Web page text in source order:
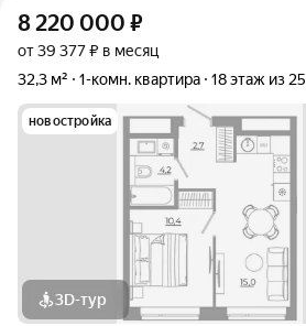
8 220 000 ₽
от 39 377 ₽ в месяц
32,3 м²
1-комн. квартира 18 этаж из 25
новостройка
3D-тур